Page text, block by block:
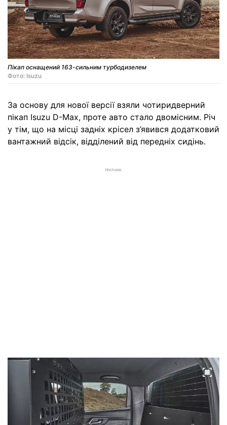
Пікап оснащений 163-сильним турбодизелем
Фото: Isuzu
За основу для нової версії взяли чотиридверний
пікап Isuzu D-Max, проте авто стало двомісним. Річ
у тім, що на місці задніх крісел з’явився додатковий
вантажний відсік, відділений від передніх сидінь.
РЕКЛАМА